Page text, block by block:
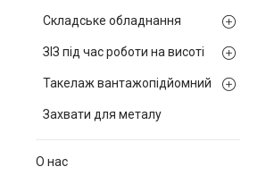
Складське обладнання
ЗІЗ під час роботи на висоті
Такелаж вантажопідйомний
Захвати для металу
О нас